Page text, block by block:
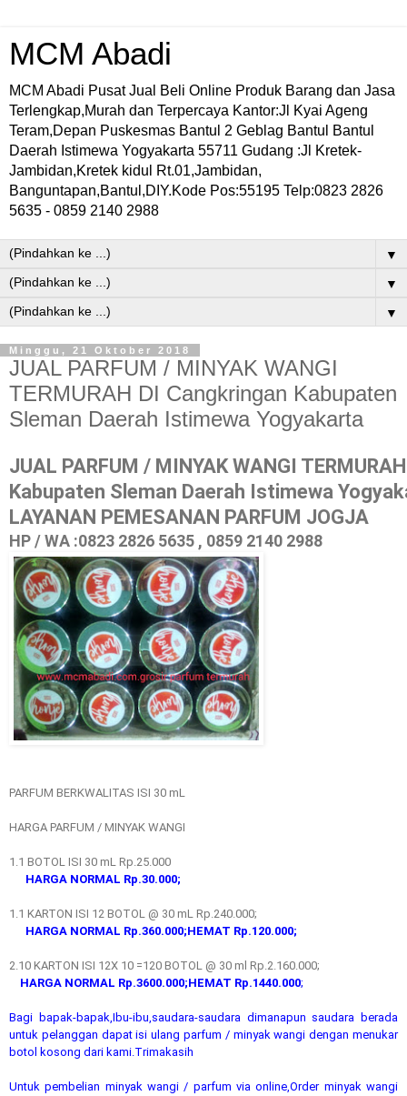
MCM Abadi
MCM Abadi Pusat Jual Beli Online Produk Barang dan Jasa
Terlengkap,Murah dan Terpercaya Kantor:Jl Kyai Ageng
Teram,Depan Puskesmas Bantul 2 Geblag Bantul Bantul
Daerah Istimewa Yogyakarta 55711 Gudang :Jl Kretek-
Jambidan,Kretek kidul Rt.01,Jambidan,
Banguntapan,Bantul,DIY.Kode Pos:55195 Telp:0823 2826
5635 - 0859 2140 2988
▼
▼
▼
Minggu, 21 Oktober 2018
JUAL PARFUM / MINYAK WANGI
TERMURAH DI Cangkringan Kabupaten
Sleman Daerah Istimewa Yogyakarta
JUAL PARFUM / MINYAK WANGI
Kabupaten Sleman Daerah Istimewa
LAYANAN PEMESANAN PARFUM JOGJA
HP / WA :0823 2826 5635 , 0859 2140 2988
PARFUM BERKWALITAS ISI 30 mL
HARGA PARFUM / MINYAK WANGI
1.1 BOTOL ISI 30 mL Rp.25.000
HARGA NORMAL Rp.30.000;
1.1 KARTON ISI 12 BOTOL @ 30 mL Rp.240.000;
HARGA NORMAL Rp.360.000;HEMAT Rp.120.000;
2.10 KARTON ISI 12X 10 =120 BOTOL @ 30 ml Rp.2.160.000;
HARGA NORMAL Rp.3600.000;HEMAT Rp.1440.000;
Bagi bapak-bapak,Ibu-ibu,saudara-saudara dimanapun saudara berada
untuk pelanggan dapat isi ulang parfum / minyak wangi dengan menukar
botol kosong dari kami.Trimakasih
Untuk pembelian minyak wangi / parfum via online,Order minyak wangi